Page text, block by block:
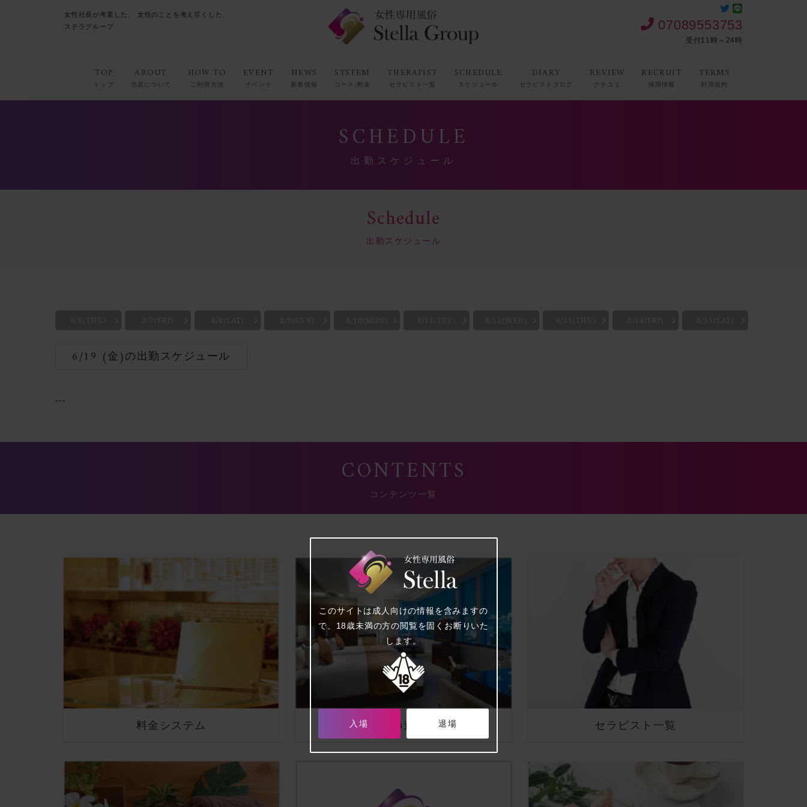
女性社長が考案した、
女性のことを考え尽くした、
ステラグループ
07089553753
受付11時～24時
TOP
トップ
ABOUT
当店について
HOW TO
ご利用方法
EVENT
イベント
NEWS
新着情報
SYSTEM
コース/料金
THERAPIST
セラピスト一覧
SCHEDULE
スケジュール
DIARY
セラピストブログ
REVIEW
クチコミ
RECRUIT
採用情報
TERMS
利用規約
SCHEDULE
出勤スケジュール
Schedule
出勤スケジュール
6/19 (金)の出勤スケジュール
---
CONTENTS
コンテンツ一覧
料金システム 当店の遊び方 セラピスト一覧
このサイトは成人向けの情報を含みますの
で、18歳未満の方の閲覧を固くお断りいた
します。